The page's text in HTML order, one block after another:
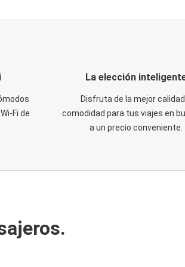
Fi de
La elección
Disfruta de la mejor
comodidad para tus viajes en
a un precio conveniente.